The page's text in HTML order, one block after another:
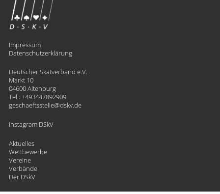
Impressum
Datenschutzerklärung
Deutscher Skatverband e.V.
Markt 10
04600 Altenburg
Tel.: +493447892909
geschaeftsstelle
​dskv.de
Instagram DSkV
Aktuelles
Wettbewerbe
Vereine
Verbände
Der DSkV